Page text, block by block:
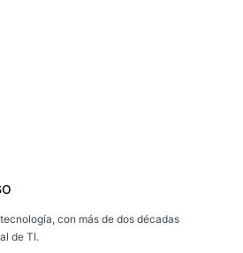
con más de dos décadas
de TI.